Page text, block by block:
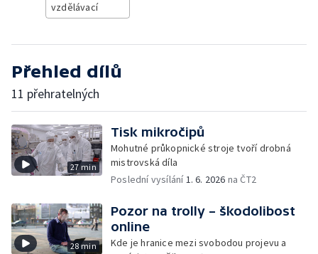
vzdělávací
Přehled dílů
11 přehratelných
27 min
Tisk mikročipů
Mohutné průkopnické stroje tvoří drobná
mistrovská díla
Poslední vysílání1. 6. 2026 na ČT2
28 min
Pozor na trolly – škodolibost
online
Kde je hranice mezi svobodou projevu a